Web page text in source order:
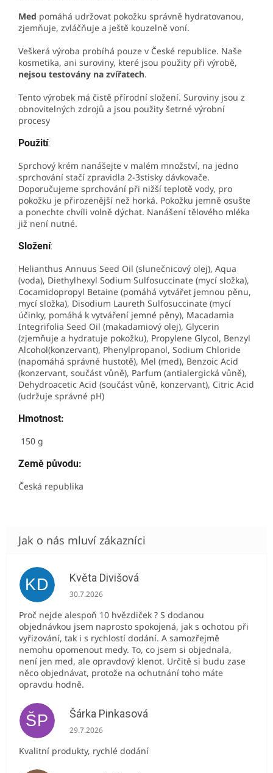
Med pomáhá udržovat pokožku správně hydratovanou,
zjemňuje, zvláčňuje a ještě kouzelně voní.
Veškerá výroba probíhá pouze v České republice. Naše
kosmetika, ani suroviny, které jsou použity při výrobě,
nejsou testovány na zvířatech.
Tento výrobek má čistě přírodní složení. Suroviny jsou z
obnovitelných zdrojů a jsou použity šetrné výrobní
procesy
Použití:
Sprchový krém nanášejte v malém množství, na jedno
sprchování stačí zpravidla 2-3stisky dávkovače.
Doporučujeme sprchování při nižší teplotě vody, pro
pokožku je přirozenější než horká. Pokožku jemně osušte
a ponechte chvíli volně dýchat. Nanášení tělového mléka
již není nutné.
Složení:
Helianthus Annuus Seed Oil (slunečnicový olej), Aqua
(voda), Diethylhexyl Sodium Sulfosuccinate (mycí složka),
Cocamidopropyl Betaine (pomáhá vytvářet jemnou pěnu,
mycí složka), Disodium Laureth Sulfosuccinate (mycí
účinky, pomáhá k vytváření jemné pěny), Macadamia
Integrifolia Seed Oil (makadamiový olej), Glycerin
(zjemňuje a hydratuje pokožku), Propylene Glycol, Benzyl
Alcohol(konzervant), Phenylpropanol, Sodium Chloride
(napomáhá správné hustotě), Mel (med), Benzoic Acid
(konzervant, součást vůně), Parfum (antialergická vůně),
Dehydroacetic Acid (součást vůně, konzervant), Citric Acid
(udržuje správné pH)
Hmotnost:
150 g
Země původu:
Česká republika
KD Květa Divišová
Hodnocení obchodu je 5 z 5 hvězdiček.
30.7.2026
Proč nejde alespoň 10 hvězdiček ? S dodanou
objednávkou jsem naprosto spokojená, jak s ochotou při
vyřizování, tak i s rychlostí dodání. A samozřejmě
nemohu opomenout medy. To, co jsem si objednala,
není jen med, ale opravdový klenot. Určitě si budu zase
něco objednávat, protože na ochutnání toho máte
opravdu hodně.
ŠP Šárka Pinkasová
Hodnocení obchodu je 5 z 5 hvězdiček.
29.7.2026
Kvalitní produkty, rychlé dodání